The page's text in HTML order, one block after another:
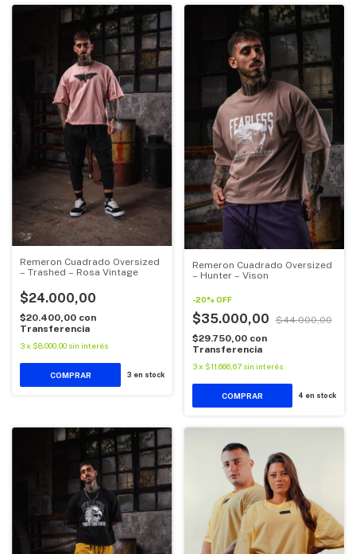
Remeron Cuadrado Oversized
– Trashed – Rosa Vintage
$24.000,00
$20.400,00 con
Transferencia
3x $8.000,00 sin interés
COMPRAR 3 en stock
Remeron Cuadrado Oversized
– Hunter – Vison
-20% OFF
$35.000,00
$44.000,00
$29.750,00 con
Transferencia
3 x $11.666,67 sin interés
COMPRAR 4 en stock